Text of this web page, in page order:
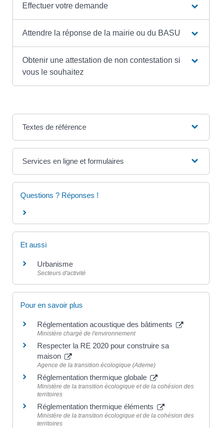
Effectuer votre demande
Attendre la réponse de la mairie ou du BASU
Obtenir une attestation de non contestation si
vous le souhaitez
Textes de référence
Services en ligne et formulaires
Questions ? Réponses !
Et aussi
Urbanisme
Secteurs d'activité
Pour en savoir plus
Réglementation acoustique des bâtiments
Ministère chargé de l'environnement
Respecter la RE 2020 pour construire sa
maison
Agence de la transition écologique (Ademe)
Réglementation thermique globale
Ministère de la transition écologique et de la cohésion des
territoires
Réglementation thermique éléments
Ministère de la transition écologique et de la cohésion des
territoires